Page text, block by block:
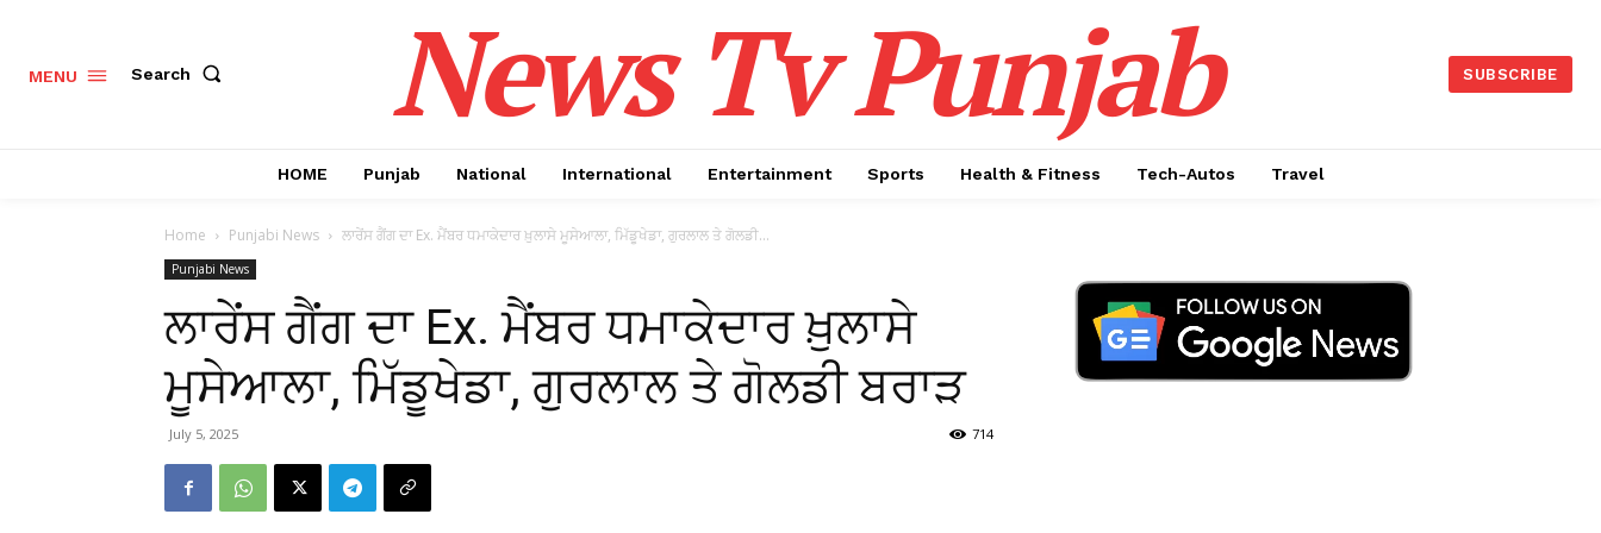
MENU Search News Tv Punjab SUBSCRIBE
HOME Punjab National International Entertainment Sports Health & Fitness Tech-Autos Travel
Home Punjabi News ਲਾਰੇਂਸ ਗੈਂਗ ਦਾ Ex. ਮੈਂਬਰ ਧਮਾਕੇਦਾਰ ਖ਼ੁਲਾਸੇ ਮੂਸੇਆਲਾ, ਮਿੱਡੂਖੇਡਾ, ਗੁਰਲਾਲ ਤੇ ਗੋਲਡੀ...
Punjabi News
ਲਾਰੇਂਸ ਗੈਂਗ ਦਾ Ex. ਮੈਂਬਰ ਧਮਾਕੇਦਾਰ ਖ਼ੁਲਾਸੇ
ਮੂਸੇਆਲਾ, ਮਿੱਡੂਖੇਡਾ, ਗੁਰਲਾਲ ਤੇ ਗੋਲਡੀ ਬਰਾੜ
July 5, 2025 714